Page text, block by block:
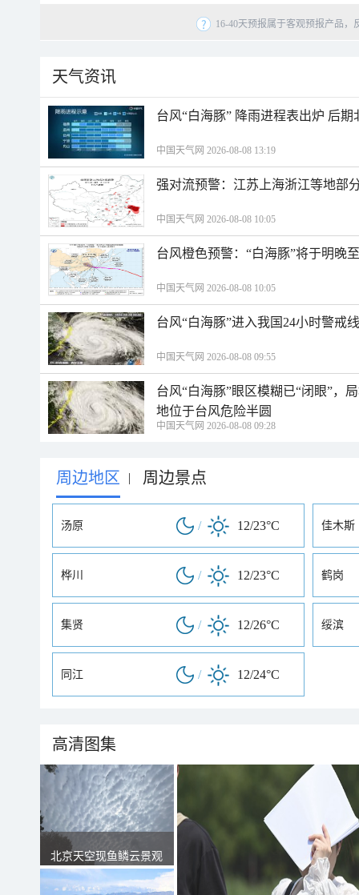
16-40天预报属于客观预报产品
天气资讯
台风“白海豚” 降雨进程表出炉 后
中国天气网 2026-08-08 13:19
强对流预警：江苏上海浙江等地部
中国天气网 2026-08-08 10:05
台风橙色预警：“白海豚”将于明晚
中国天气网 2026-08-08 10:05
台风“白海豚”进入我国24小时警戒
中国天气网 2026-08-08 09:55
台风“白海豚”眼区模糊已“闭眼”，
地位于台风危险半圆
中国天气网 2026-08-08 09:28
周边地区 | 周边景点
汤原 / 12/23°C 佳木斯
桦川 / 12/23°C 鹤岗
集贤 / 12/26°C 绥滨
同江 / 12/24°C
高清图集
北京天空现鱼鳞云景观